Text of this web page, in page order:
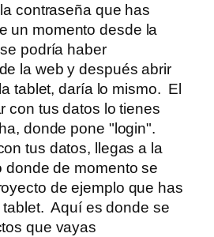
contraseña que has
un momento desde la
podría haber
la web y después abrir
tablet, daría lo mismo. El
con tus datos lo tienes
donde pone "login".
tus datos, llegas a la
donde de momento se
de ejemplo que has
Aquí es donde se
que vayas